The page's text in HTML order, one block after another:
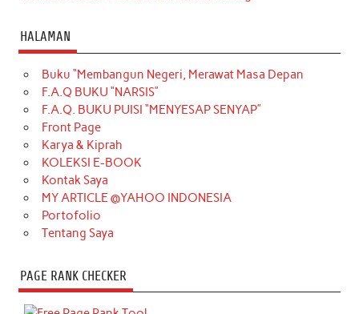
HALAMAN
Buku “Membangun Negeri, Merawat Masa Depan
F.A.Q BUKU “NARSIS”
F.A.Q. BUKU PUISI “MENYESAP SENYAP”
Front Page
Karya & Kiprah
KOLEKSI E-BOOK
Kontak Saya
MY ARTICLE @YAHOO INDONESIA
Portofolio
Tentang Saya
PAGE RANK CHECKER